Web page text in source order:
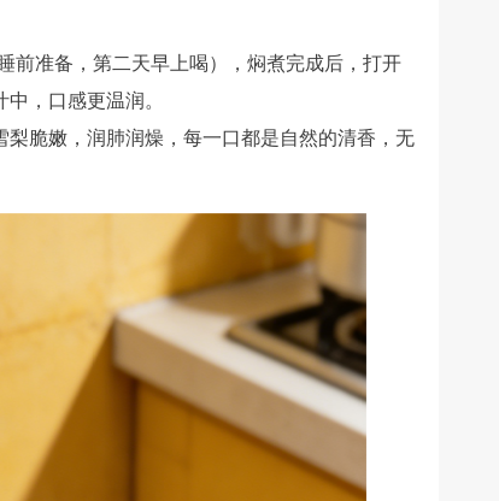
前准备，第二天早上喝），焖煮完成后，打开
，口感更温润。
脆嫩，润肺润燥，每一口都是自然的清香，无